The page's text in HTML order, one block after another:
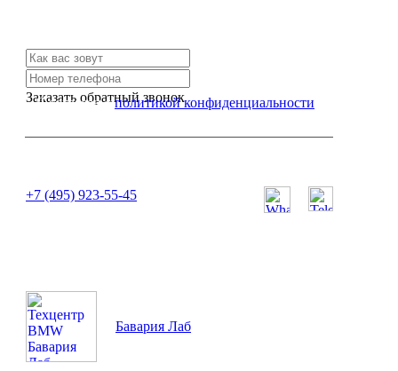
Заказать обратный звонок
Я согласен сполитикой конфиденциальности
+7 (495) 923-55-45
Бавария Лаб